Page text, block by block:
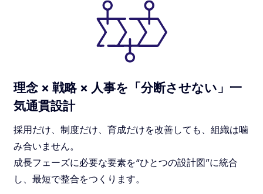
理念 × 戦略 × 人事を「分断させない」一
気通貫設計
採用だけ、制度だけ、育成だけを改善しても、組織は噛
み合いません。
成長フェーズに必要な要素を“ひとつの設計図”に統合
し、最短で整合をつくります。